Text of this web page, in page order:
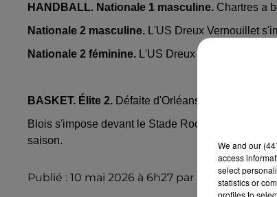
HANDBALL. Nationale 1 masculine. Chartres a
Nationale 2 masculine. L'US Dreux Vernouillet
Nationale 2 féminine. L'US Dreux Vernouillet et
BASKET. Élite 2. Défaite d'Orléans devant Rouen
Blois s'impose devant le Stade Rochelais 86 à 67
saison.
Publié : 10 mai 2026 à 6h27 par Rédaction
We and our
access
select
statistics or
profiles to